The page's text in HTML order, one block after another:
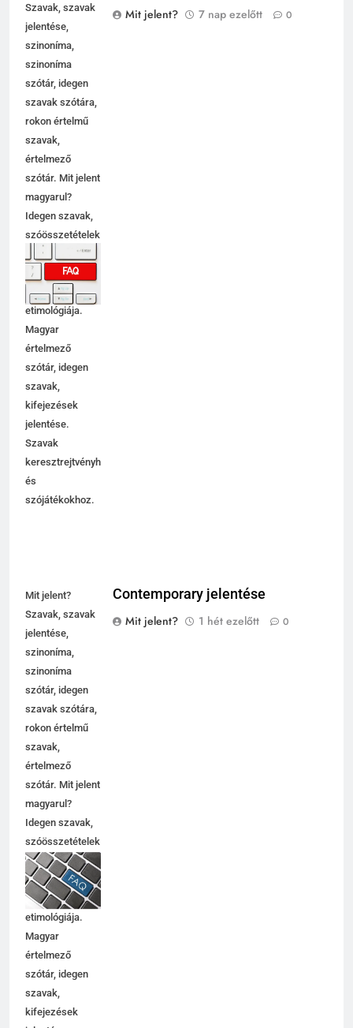
Szavak, szavak
jelentése,
szinoníma,
szinoníma
szótár, idegen
szavak szótára,
rokon értelmű
szavak,
értelmező
szótár. Mit jelent
magyarul?
Idegen szavak,
szóösszetételek
jelentése,
magyarázata,
használata,
etimológiája.
Magyar
értelmező
szótár, idegen
szavak,
kifejezések
jelentése.
Szavak
keresztrejtvényhez
és
szójátékokhoz.
Mit jelent?
7 nap ezelőtt 0
Mit jelent?
Szavak, szavak
jelentése,
szinoníma,
szinoníma
szótár, idegen
szavak szótára,
rokon értelmű
szavak,
értelmező
szótár. Mit jelent
magyarul?
Idegen szavak,
szóösszetételek
jelentése,
magyarázata,
használata,
etimológiája.
Magyar
értelmező
szótár, idegen
szavak,
kifejezések
Contemporary jelentése
Mit jelent?
1 hét ezelőtt 0
5
6
7